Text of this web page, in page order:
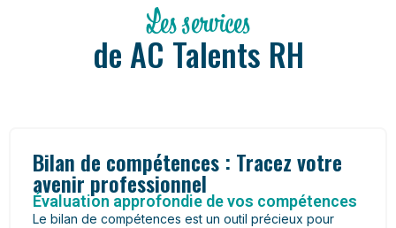
Les services
de AC Talents RH
Bilan de compétences : Tracez votre
avenir professionnel
Évaluation approfondie de vos compétences
Le bilan de compétences est un outil précieux pour